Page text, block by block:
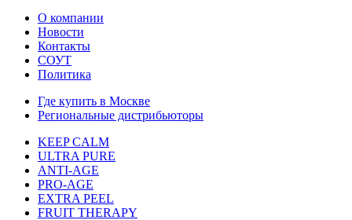
О компании
Новости
Контакты
СОУТ
Политика
Где купить в Москве
Региональные дистрибьюторы
KEEP CALM
ULTRA PURE
ANTI-AGE
PRO-AGE
EXTRA PEEL
FRUIT THERAPY